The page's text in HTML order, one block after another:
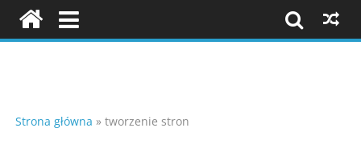
i
Strona główna »tworzenie stron